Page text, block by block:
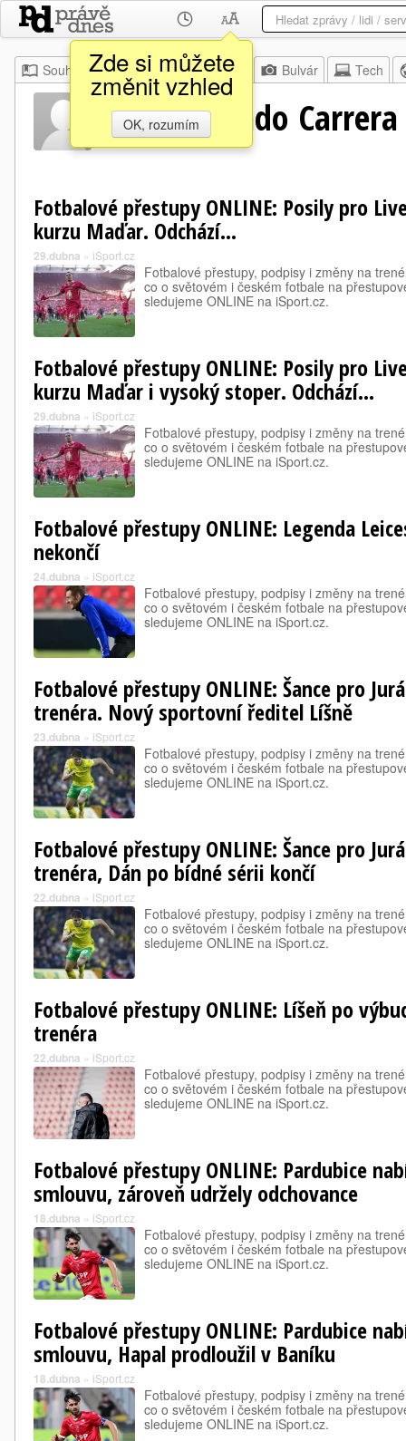
Zde si můžete
změnit vzhled
OK, rozumím
Souhrn Moje Z domova Bulvár Tech
Luis Fernando Carrera
Fotbalové přestupy ONLINE: Posily pro
kurzu Maďar. Odchází...
29.dubna » iSport.cz
Fotbalové přestupy, podpisy i změny na
co o světovém i českém fotbale na
sledujeme ONLINE na iSport.cz.
Fotbalové přestupy ONLINE: Posily pro
kurzu Maďar i vysoký stoper. Odchází...
29.dubna » iSport.cz
Fotbalové přestupy, podpisy i změny na
co o světovém i českém fotbale na
sledujeme ONLINE na iSport.cz.
Fotbalové přestupy ONLINE: Legenda
nekončí
24.dubna » iSport.cz
Fotbalové přestupy, podpisy i změny na
co o světovém i českém fotbale na
sledujeme ONLINE na iSport.cz.
Fotbalové přestupy ONLINE: Šance pro
trenéra. Nový sportovní ředitel Líšně
23.dubna » iSport.cz
Fotbalové přestupy, podpisy i změny na
co o světovém i českém fotbale na
sledujeme ONLINE na iSport.cz.
Fotbalové přestupy ONLINE: Šance pro
trenéra, Dán po bídné sérii končí
22.dubna » iSport.cz
Fotbalové přestupy, podpisy i změny na
co o světovém i českém fotbale na
sledujeme ONLINE na iSport.cz.
Fotbalové přestupy ONLINE: Líšeň po
trenéra
22.dubna » iSport.cz
Fotbalové přestupy, podpisy i změny na
co o světovém i českém fotbale na
sledujeme ONLINE na iSport.cz.
Fotbalové přestupy ONLINE: Pardubice
smlouvu, zároveň udržely odchovance
18.dubna » iSport.cz
Fotbalové přestupy, podpisy i změny na
co o světovém i českém fotbale na
sledujeme ONLINE na iSport.cz.
Fotbalové přestupy ONLINE: Pardubice
smlouvu, Hapal prodloužil v Baníku
18.dubna » iSport.cz
Fotbalové přestupy, podpisy i změny na
co o světovém i českém fotbale na
sledujeme ONLINE na iSport.cz.